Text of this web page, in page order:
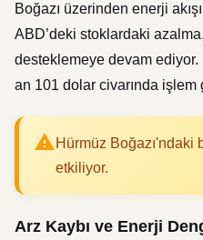
Boğazı üzerinden enerji
ABD’deki stoklardaki
desteklemeye devam ediyor.
an 101 dolar civarında işlem
Hürmüz Boğazı'ndaki
etkiliyor.
Arz Kaybı ve Enerji